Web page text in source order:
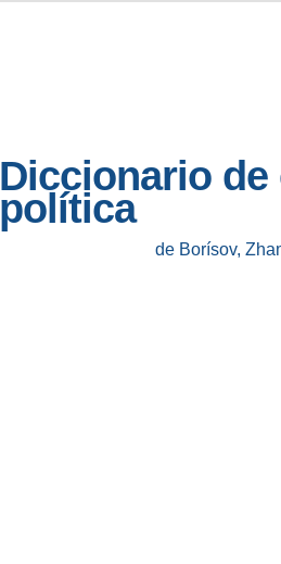
Diccionario de
política
de Borísov,